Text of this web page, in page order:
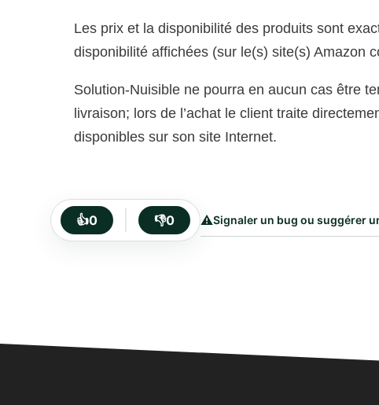
Les prix et la disponibilité des produits sont
disponibilité affichées (sur le(s) site(s) Amazon
Solution-Nuisible ne pourra en aucun cas être
livraison; lors de l’achat le client traite
disponibles sur son site Internet.
👍0 👎0 ⚠️Signaler un bug ou suggérer